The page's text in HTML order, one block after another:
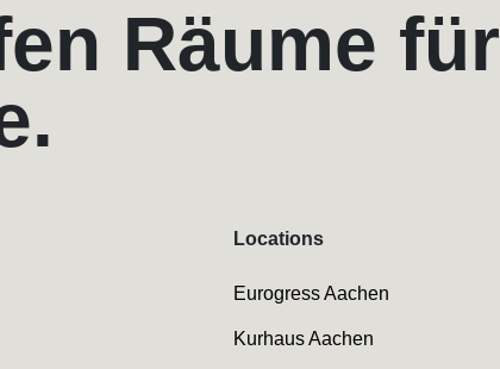
Räume für
Locations
Eurogress Aachen
Kurhaus Aachen